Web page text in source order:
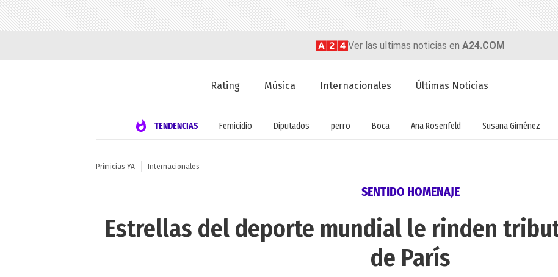
Ver las ultimas noticias en A24.COM
Rating Música Internacionales Últimas Noticias
TENDENCIAS Femicidio Diputados perro Boca Ana Rosenfeld Susana Giménez
Primicias YA Internacionales
SENTIDO HOMENAJE
Estrellas del deporte mundial le rinden
de París